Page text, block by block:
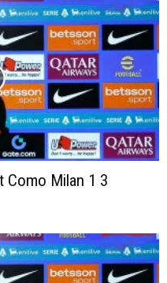
Como Milan 1 3